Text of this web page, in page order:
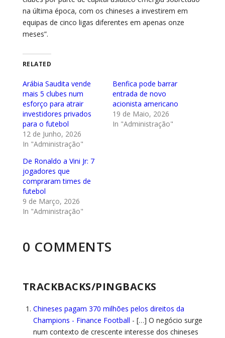
na última época, com os chineses a investirem em
equipas de cinco ligas diferentes em apenas onze
meses”.
RELATED
Arábia Saudita vende
mais 5 clubes num
esforço para atrair
investidores privados
para o futebol
12 de Junho, 2026
In "Administração"
Benfica pode barrar
entrada de novo
acionista americano
19 de Maio, 2026
In "Administração"
De Ronaldo a Vini Jr: 7
jogadores que
compraram times de
futebol
9 de Março, 2026
In "Administração"
0 COMMENTS
TRACKBACKS/PINGBACKS
Chineses pagam 370 milhões pelos direitos da
Champions - Finance Football - […] O negócio surge
num contexto de crescente interesse dos chineses